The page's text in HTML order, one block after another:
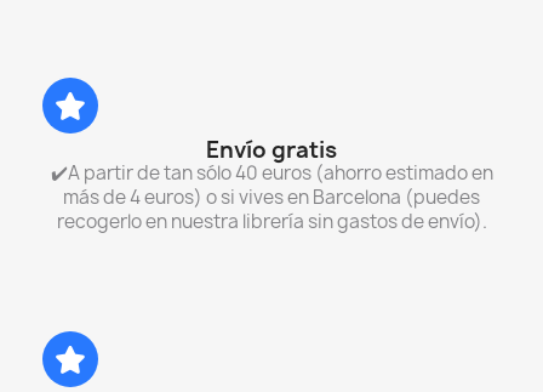
Envío gratis
✔️A partir de tan sólo 40 euros (ahorro estimado en
más de 4 euros) o si vives en Barcelona (puedes
recogerlo en nuestra librería sin gastos de envío).